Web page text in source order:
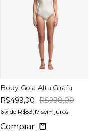
Body Gola Alta Girafa
R$499,00 R$998,00
6 x de R$83,17 sem juros
Comprar